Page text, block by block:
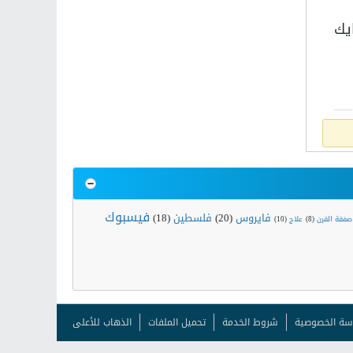
صفقة القرن(8) علاج(10) فايروس(20) فلسطين(18)
فيسبوك
الخصوصية شروط الخدمة تحميل الملفات الذهاب للأعلى